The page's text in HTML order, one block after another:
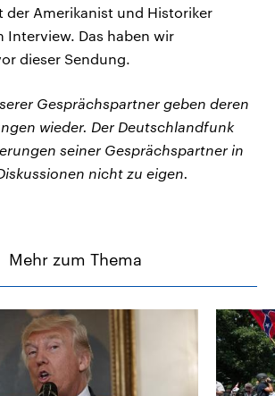
der Amerikanist und Historiker
Interview. Das haben wir
dieser Sendung.
Gesprächspartner geben deren
wieder. Der Deutschlandfunk
seiner Gesprächspartner in
nicht zu eigen.
Mehr zum Thema